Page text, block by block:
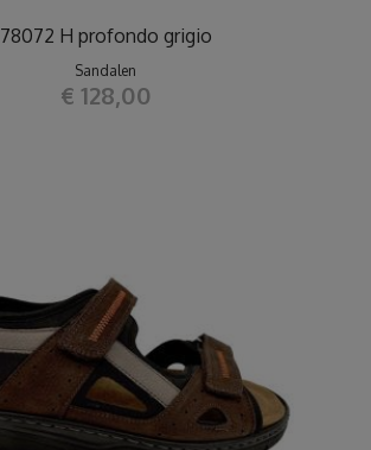
78072 H profondo grigio
Sandalen
€ 128,00